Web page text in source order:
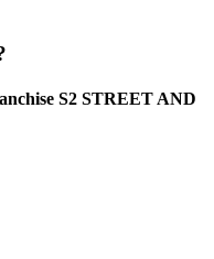
S2 STREET AND